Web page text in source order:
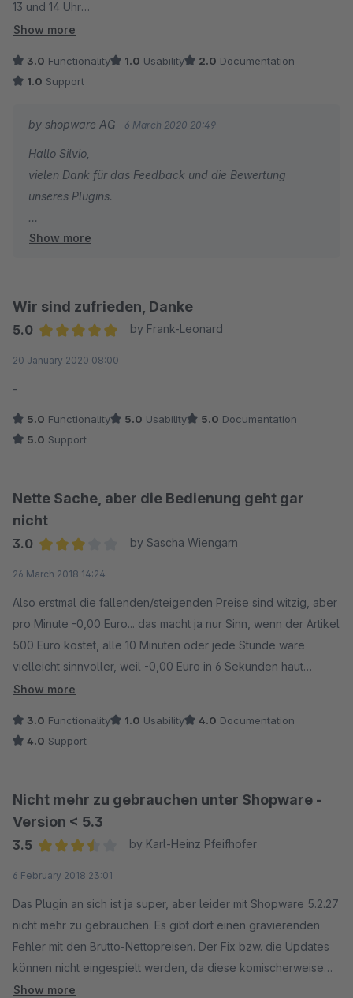
13 und 14 Uhr
Dadurch kann man das Produkt auch noch nach Beendigung
Show more
3.0 Functionality 1.0 Usability 2.0 Documentation
1.0 Support
by shopware AG 6 March 2020 20:49
Hallo Silvio,
vielen Dank für das Feedback und die Bewertung
unseres Plugins.
Wir haben das beschriebene Verhalten geprüft, können
Account ein Support-Ticket einstellen. Dann prüfen wir
das individuelle Verhalten bei Dir gerne im Detail.
Viele Grüße aus Schöppingen
Show more
Wir sind zufrieden, Danke
5.0
by Frank-Leonard
20 January 2020 08:00
-
5.0 Functionality 5.0 Usability 5.0 Documentation
5.0 Support
Nette Sache, aber die Bedienung geht gar
nicht
3.0
by Sascha Wiengarn
26 March 2018 14:24
Also erstmal die fallenden/steigenden Preise sind witzig, aber
pro Minute -0,00 Euro... das macht ja nur Sinn, wenn der Artikel
500 Euro kostet, alle 10 Minuten oder jede Stunde wäre
vielleicht sinnvoller, weil -0,00 Euro in 6 Sekunden haut
wirklich keinen vom Hocker. Und man muss tatsächlich jeden
Angebot an sich, von wann bis wann, für welche Kunden, für
welchen Shop... Das macht wirklich keinen Spaß. Und der
muss erstmal gevotet werden. Für 500 Euro darf man mehr
erwarten.
Show more
3.0 Functionality 1.0 Usability 4.0 Documentation
4.0 Support
Nicht mehr zu gebrauchen unter Shopware -
Version < 5.3
3.5
by Karl-Heinz Pfeifhofer
6 February 2018 23:01
Das Plugin an sich ist ja super, aber leider mit Shopware 5.2.27
nicht mehr zu gebrauchen. Es gibt dort einen gravierenden
Fehler mit den Brutto-Nettopreisen. Der Fix bzw. die Updates
können nicht eingespielt werden, da diese komischerweise
nur erst ab 5.3.x freigegeben sind.
Show more